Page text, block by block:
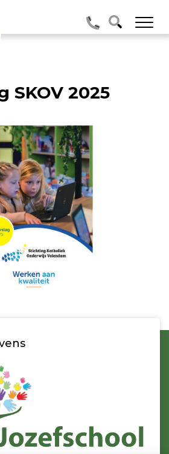
SKOV 2025